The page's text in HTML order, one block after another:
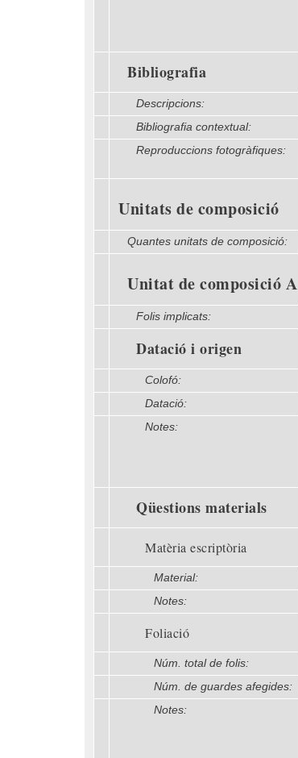
Bibliografia
Descripcions:
Bibliografia contextual:
Reproduccions fotogràfiques:
Unitats de composició
Quantes unitats de composició:
Unitat de composició A
Folis implicats:
Datació i origen
Colofó:
Datació:
Notes:
Qüestions materials
Matèria escriptòria
Material:
Notes:
Foliació
Núm. total de folis:
Núm. de guardes afegides:
Notes: